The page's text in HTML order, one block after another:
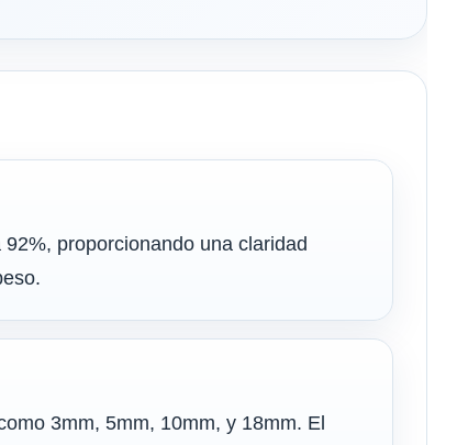
proporcionando una claridad
3mm, 5mm, 10mm, y 18mm. El